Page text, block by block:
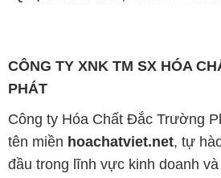
CÔNG TY XNK TM SX HÓA
PHÁT
Công ty Hóa Chất Đắc Trường
tên miền hoachatviet.net, tự
đầu trong lĩnh vực kinh doanh